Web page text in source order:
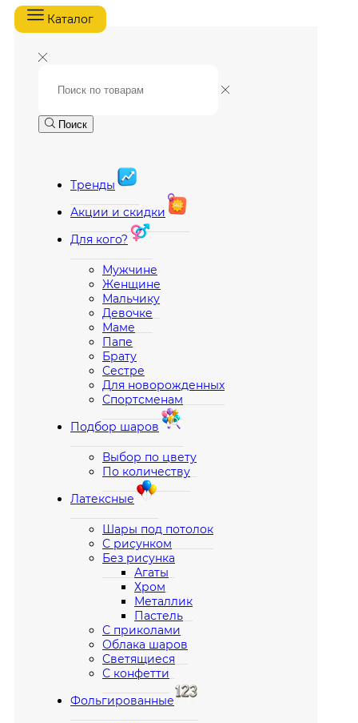
Каталог
Поиск
Тренды
Акции и скидки
Для кого?
Мужчине
Женщине
Мальчику
Девочке
Маме
Папе
Брату
Сестре
Для новорожденных
Спортсменам
Подбор шаров
Выбор по цвету
По количеству
Латексные
Шары под потолок
С рисунком
Без рисунка
Агаты
Хром
Металлик
Пастель
С приколами
Облака шаров
Светящиеся
С конфетти
Фольгированные